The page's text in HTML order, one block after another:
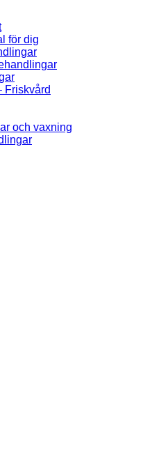
för dig
Friskvård
och vaxning